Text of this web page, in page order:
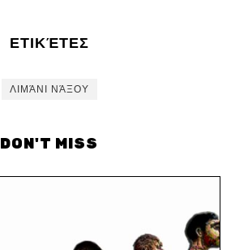
ΕΤΙΚΈΤΕΣ
ΛΙΜΆΝΙ ΝΆΞΟΥ
DON'T MISS